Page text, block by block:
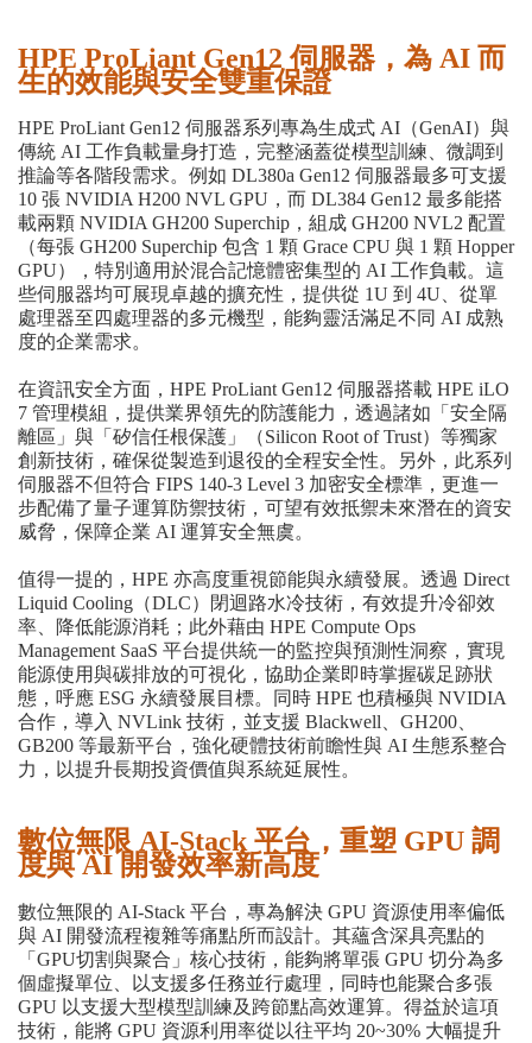
HPE ProLiant Gen12伺服器，為 AI 而
生的效能與安全雙重保證
HPE ProLiant Gen12 伺服器系列專為生成式 AI（GenAI）與
傳統 AI 工作負載量身打造，完整涵蓋從模型訓練、微調到
推論等各階段需求。例如 DL380a Gen12 伺服器最多可支援
10 張 NVIDIA H200 NVL GPU，而 DL384 Gen12 最多能搭
載兩顆 NVIDIA GH200 Superchip，組成 GH200 NVL2 配置
（每張 GH200 Superchip 包含 1 顆 Grace CPU 與 1 顆 Hopper
GPU），特別適用於混合記憶體密集型的 AI 工作負載。這
些伺服器均可展現卓越的擴充性，提供從 1U 到 4U、從單
處理器至四處理器的多元機型，能夠靈活滿足不同 AI 成熟
度的企業需求。
在資訊安全方面，HPE ProLiant Gen12 伺服器搭載 HPE iLO
7 管理模組，提供業界領先的防護能力，透過諸如「安全隔
離區」與「矽信任根保護」（Silicon Root of Trust）等獨家
創新技術，確保從製造到退役的全程安全性。另外，此系列
伺服器不但符合 FIPS 140-3 Level 3 加密安全標準，更進一
步配備了量子運算防禦技術，可望有效抵禦未來潛在的資安
威脅，保障企業 AI 運算安全無虞。
值得一提的，HPE 亦高度重視節能與永續發展。透過 Direct
Liquid Cooling（DLC）閉迴路水冷技術，有效提升冷卻效
率、降低能源消耗；此外藉由 HPE Compute Ops
Management SaaS 平台提供統一的監控與預測性洞察，實現
能源使用與碳排放的可視化，協助企業即時掌握碳足跡狀
態，呼應 ESG 永續發展目標。同時 HPE 也積極與 NVIDIA
合作，導入 NVLink 技術，並支援 Blackwell、GH200、
GB200 等最新平台，強化硬體技術前瞻性與 AI 生態系整合
力，以提升長期投資價值與系統延展性。
數位無限 AI-Stack 平台，重塑 GPU 調
度與 AI 開發效率新高度
數位無限的 AI-Stack 平台，專為解決 GPU 資源使用率偏低
與 AI 開發流程複雜等痛點所而設計。其蘊含深具亮點的
「GPU切割與聚合」核心技術，能夠將單張 GPU 切分為多
個虛擬單位、以支援多任務並行處理，同時也能聚合多張
GPU 以支援大型模型訓練及跨節點高效運算。得益於這項
技術，能將 GPU 資源利用率從以往平均 20~30% 大幅提升